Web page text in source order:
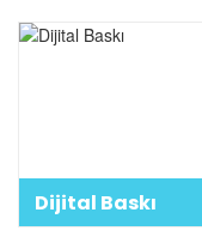
Dijital Baskı